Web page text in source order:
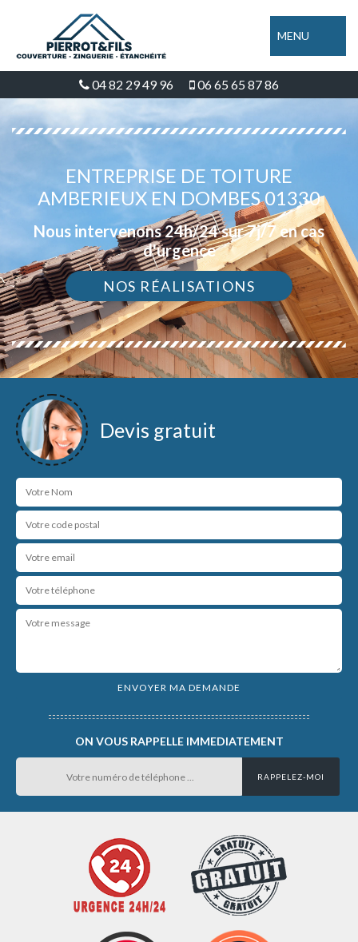
MENU
04 82 29 49 96 06 65 65 87 86
ENTREPRISE DE TOITURE
AMBERIEUX EN DOMBES 01330
Nous intervenons 24h/24 sur 7j/7 en cas
d'urgence
NOS RÉALISATIONS
Devis gratuit
ON VOUS RAPPELLE IMMEDIATEMENT